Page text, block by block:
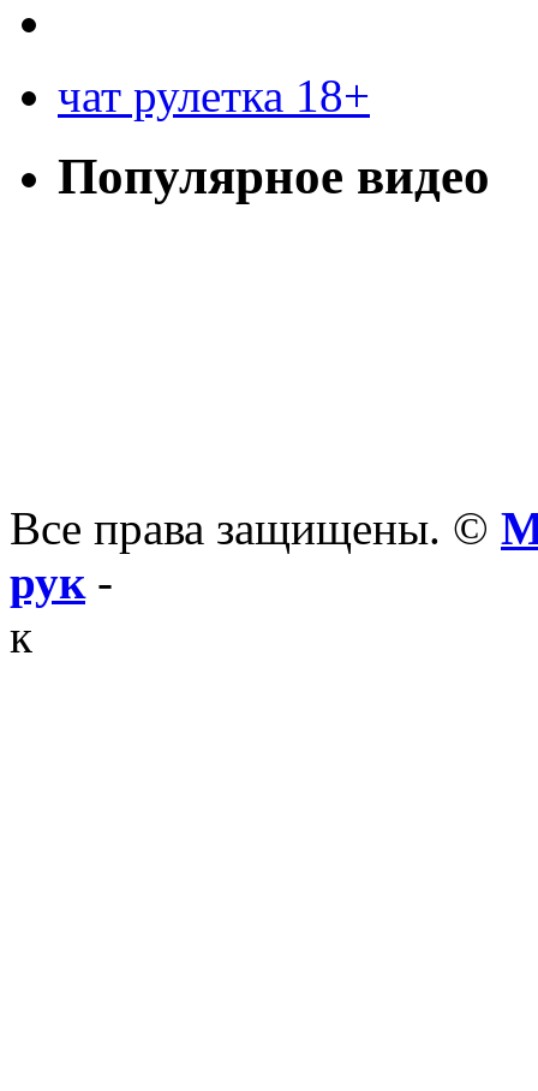
чат рулетка 18+
Популярное видео
Все права защищены. ©
рук-
к